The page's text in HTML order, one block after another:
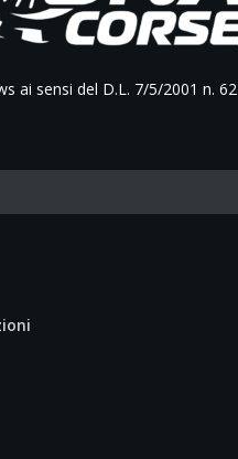
ai sensi del D.L. 7/5/2001 n. 62